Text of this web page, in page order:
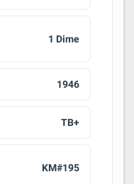
1 Dime
1946
TB+
KM#195